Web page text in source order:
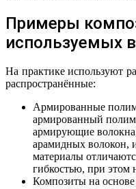
Примеры
используемых
На практике используют
распространённые:
Армированные
армированный
армирующие
арамидных волокон,
материалы
гибкостью, при этом
Композиты на